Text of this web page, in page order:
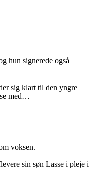
hun signerede også
sig klart til den yngre
med…
voksen.
sin søn Lasse i pleje i